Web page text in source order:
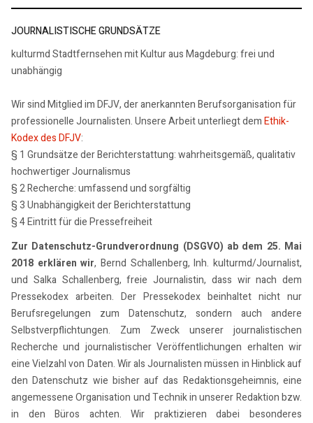
JOURNALISTISCHE GRUNDSÄTZE
kulturmd Stadtfernsehen mit Kultur aus Magdeburg: frei und
unabhängig
Wir sind Mitglied im DFJV, der anerkannten Berufsorganisation für
professionelle Journalisten. Unsere Arbeit unterliegt demEthik-
Kodex des DFJV:
§ 1 Grundsätze der Berichterstattung: wahrheitsgemäß, qualitativ
hochwertiger Journalismus
§ 2 Recherche: umfassend und sorgfältig
§ 3 Unabhängigkeit der Berichterstattung
§ 4 Eintritt für die Pressefreiheit
Zur Datenschutz-Grundverordnung (DSGVO) ab dem 25. Mai
2018 erklären wir, Bernd Schallenberg, Inh. kulturmd/Journalist,
und Salka Schallenberg, freie Journalistin, dass wir nach dem
Pressekodex arbeiten. Der Pressekodex beinhaltet nicht nur
Berufsregelungen zum Datenschutz, sondern auch andere
Selbstverpflichtungen. Zum Zweck unserer journalistischen
Recherche und journalistischer Veröffentlichungen erhalten wir
eine Vielzahl von Daten. Wir als Journalisten müssen in Hinblick auf
den Datenschutz wie bisher auf das Redaktionsgeheimnis, eine
angemessene Organisation und Technik in unserer Redaktion bzw.
in den Büros achten. Wir praktizieren dabei besonderes